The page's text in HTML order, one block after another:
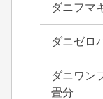
ダニフマ
ダニゼロ
ダニワン
畳分